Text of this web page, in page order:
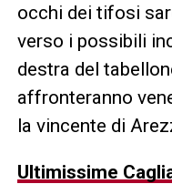
occhi dei tifosi
verso i possibili
destra del
affronteranno
la vincente di
Ultimissime